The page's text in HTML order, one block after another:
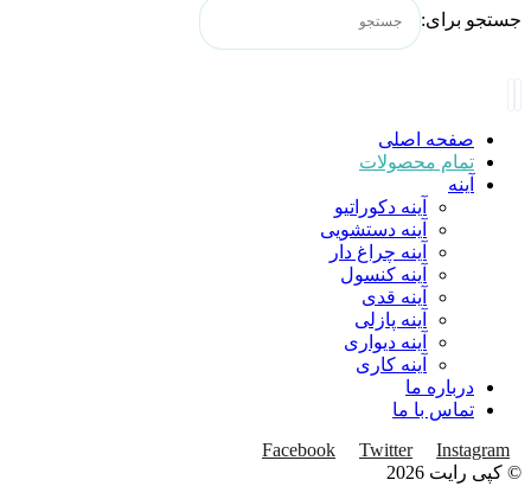
جستجو برای:
صفحه اصلی
تمام محصولات
آینه
آینه دکوراتیو
آینه دستشویی
آینه چراغ دار
آینه کنسول
آینه قدی
آینه پازلی
آینه دیواری
آینه کاری
درباره ما
تماس با ما
Facebook
Twitter
Instagram
© کپی رایت 2026